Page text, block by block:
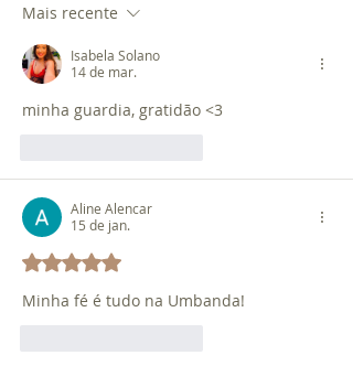
Mais recente
Isabela Solano
14 de mar.
minha guardia, gratidão <3
Aline Alencar
15 de jan.
Avaliado com 5 de 5 estrelas.
Minha fé é tudo na Umbanda!